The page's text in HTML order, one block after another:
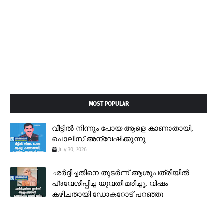
MOST POPULAR
വീട്ടിൽ നിന്നും പോയ ആളെ കാണാതായി,
പൊലീസ് അന്വേഷിക്കുന്നു
July 30, 2026
ഛർദ്ദിച്ചതിനെ തുടർന്ന് ആശുപത്രിയിൽ
പ്രവേശിപ്പിച്ച യുവതി മരിച്ചു, വിഷം
കഴിച്ചതായി ഡോക്ടറോട് പറഞ്ഞു